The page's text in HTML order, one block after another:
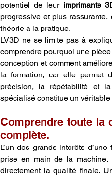
potentiel de leur imprimante
progressive et plus
théorie à la pratique.
LV3D ne se limite pas à
comprendre pourquoi une
conception et comment
la formation, car elle permet
précision, la répétabilité et
spécialisé constitue un
Comprendre toute la
complète.
L’un des grands intérêts
prise en main de la machine.